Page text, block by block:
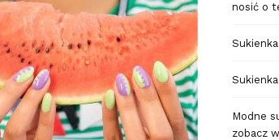
nosić o
Modne
zobacz